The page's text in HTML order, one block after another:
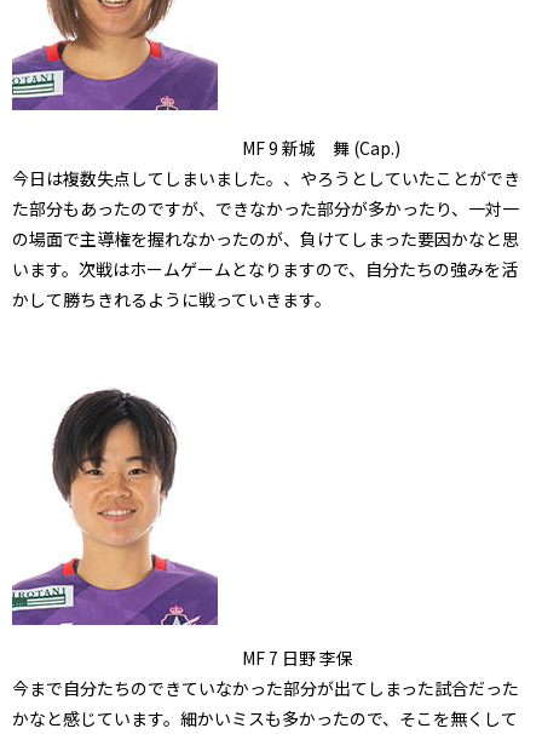
MF 9 新城 舞 (Cap.)
今日は複数失点してしまいました。、やろうとしていたことができ
た部分もあったのですが、できなかった部分が多かったり、一対一
の場面で主導権を握れなかったのが、負けてしまった要因かなと思
います。次戦はホームゲームとなりますので、自分たちの強みを活
かして勝ちきれるように戦っていきます。
MF 7 日野 李保
今まで自分たちのできていなかった部分が出てしまった試合だった
かなと感じています。細かいミスも多かったので、そこを無くして